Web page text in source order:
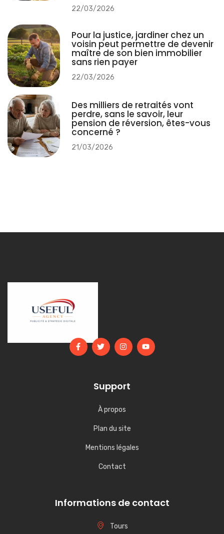
22/03/2026
Pour la justice, jardiner chez un
voisin peut permettre de devenir
maître de son bien immobilier
sans rien payer
22/03/2026
Des milliers de retraités vont
perdre, sans le savoir, leur
pension de réversion, êtes-vous
concerné ?
21/03/2026
Support
À propos
Plan du site
Mentions légales
Contact
Informations de contact
Tours